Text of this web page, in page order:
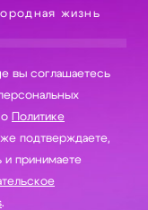
жизнь
вы соглашаетесь
Политике
подтверждаете,
принимаете
.